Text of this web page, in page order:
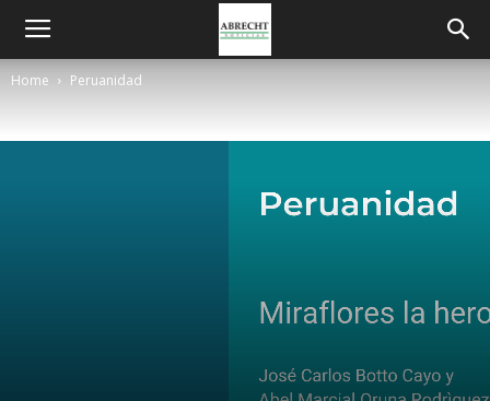
Home Peruanidad